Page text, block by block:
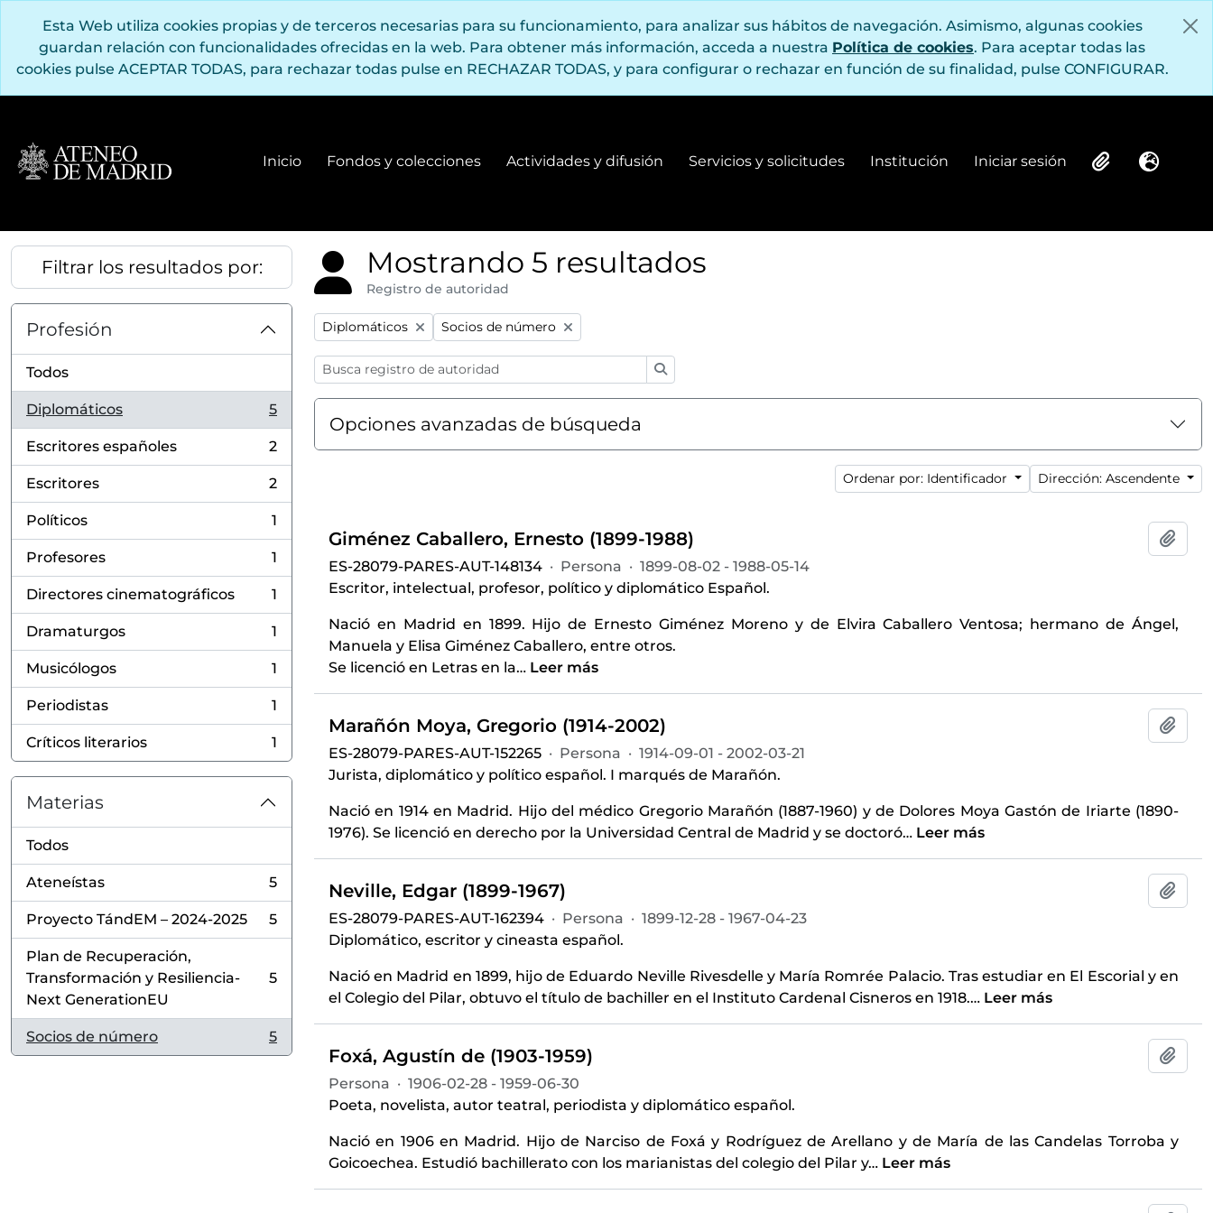
Esta Web utiliza cookies propias y de terceros necesarias para su funcionamiento, para analizar sus hábitos de navegación. Asimismo, algunas cookies
guardan relación con funcionalidades ofrecidas en la web. Para obtener más información, acceda a nuestra Política de cookies. Para aceptar todas las
cookies pulse ACEPTAR TODAS, para rechazar todas pulse en RECHAZAR TODAS, y para configurar o rechazar en función de su finalidad, pulse CONFIGURAR.
Inicio Fondos y colecciones
Fondos y colecciones
Actividades y difusión
Actividades y difusión
Servicios y solicitudes Institución
Institución
Iniciar sesión
Iniciar sesión ClipboardIdioma
Filtrar los resultados por:
Profesión
Todos
Diplomáticos
, 5 resultados
5
Escritores españoles
, 2 resultados
2
Escritores
, 2 resultados
2
Políticos
, 1 resultados
1
Profesores
, 1 resultados
1
Directores cinematográficos
, 1 resultados
1
Dramaturgos
, 1 resultados
1
Musicólogos
, 1 resultados
1
Periodistas
, 1 resultados
1
Críticos literarios
, 1 resultados
1
Materias
Todos
Ateneístas
, 5 resultados
5
Proyecto TándEM – 2024-2025
, 5 resultados
5
Plan de Recuperación,
Transformación y Resiliencia-
Next GenerationEU
, 5 resultados
5
Socios de número
, 5 resultados
5
Mostrando 5 resultados
Registro de autoridad
Remove filter:
Diplomáticos Remove filter:
Socios de número
Opciones avanzadas de búsqueda
Ordenar por: Identificador Dirección: Ascendente
Giménez Caballero, Ernesto (1899-1988)
ES-28079-PARES-AUT-148134 · Persona · 1899-08-02 - 1988-05-14
Escritor, intelectual, profesor, político y diplomático Español.
Nació en Madrid en 1899. Hijo de Ernesto Giménez Moreno y de Elvira Caballero Ventosa; hermano de Ángel,
Manuela y Elisa Giménez Caballero, entre otros.
Se licenció en Letras en la… Leer más
Marañón Moya, Gregorio (1914-2002)
ES-28079-PARES-AUT-152265 · Persona · 1914-09-01 - 2002-03-21
Jurista, diplomático y político español. I marqués de Marañón.
Nació en 1914 en Madrid. Hijo del médico Gregorio Marañón (1887-1960) y de Dolores Moya Gastón de Iriarte (1890-
1976). Se licenció en derecho por la Universidad Central de Madrid y se doctoró… Leer más
Neville, Edgar (1899-1967)
ES-28079-PARES-AUT-162394 · Persona · 1899-12-28 - 1967-04-23
Diplomático, escritor y cineasta español.
Nació en Madrid en 1899, hijo de Eduardo Neville Rivesdelle y María Romrée Palacio. Tras estudiar en El Escorial y en
el Colegio del Pilar, obtuvo el título de bachiller en el Instituto Cardenal Cisneros en 1918.… Leer más
Foxá, Agustín de (1903-1959)
Persona · 1906-02-28 - 1959-06-30
Poeta, novelista, autor teatral, periodista y diplomático español.
Nació en 1906 en Madrid. Hijo de Narciso de Foxá y Rodríguez de Arellano y de María de las Candelas Torroba y
Goicoechea. Estudió bachillerato con los marianistas del colegio del Pilar y… Leer más